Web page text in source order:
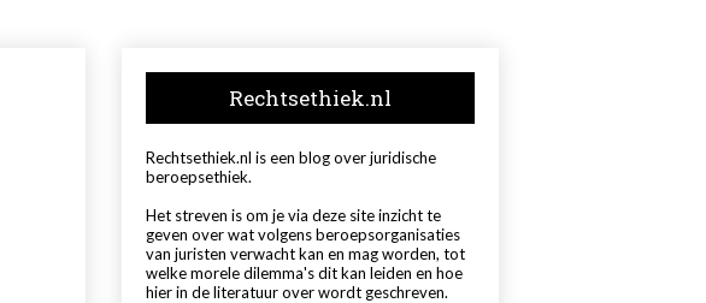
Rechtsethiek.nl
Rechtsethiek.nl is een blog over juridische
beroepsethiek.
Het streven is om je via deze site inzicht te
geven over wat volgens beroepsorganisaties
van juristen verwacht kan en mag worden, tot
welke morele dilemma's dit kan leiden en hoe
hier in de literatuur over wordt geschreven.